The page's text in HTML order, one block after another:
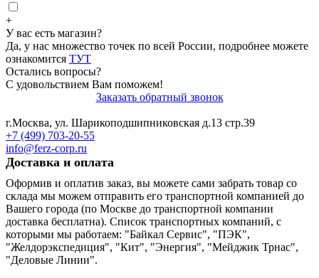
+
У вас есть магазин?
Да, у нас множество точек по всей России, подробнее можете
ознакомится ТУТ
Остались вопросы?
С удовольствием Вам поможем!
Заказать обратный звонок
г.Москва, ул. Шарикоподшипниковская д.13 стр.39
+7 (499) 703-20-55
info@ferz-corp.ru
Доставка и оплата
Оформив и оплатив заказ, вы можете сами забрать товар со
склада мы можем отправить его транспортной компанией до
Вашего города (по Москве до транспортной компании
доставка бесплатна). Список транспортных компаний, с
которыми мы работаем: "Байкал Сервис", "ПЭК",
"Желдорэкспедиция", "Кит", "Энергия", "Мейджик Трнас",
"Деловые Линии".